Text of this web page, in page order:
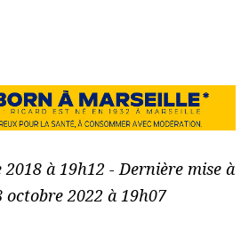
à 19h12 - Dernière mise à
octobre 2022 à 19h07